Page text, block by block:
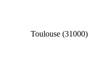
Toulouse (31000)